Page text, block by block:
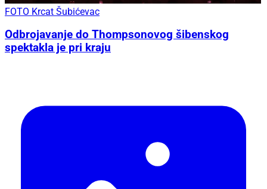
FOTO Krcat Šubićevac
Odbrojavanje do Thompsonovog šibenskog
spektakla je pri kraju